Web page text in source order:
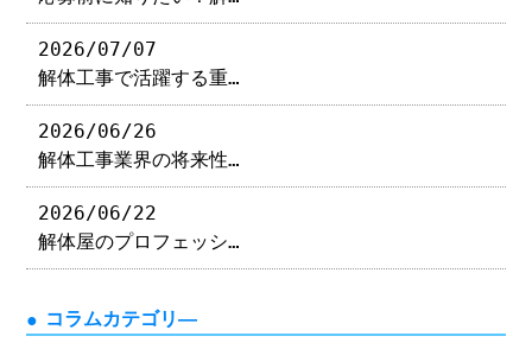
2026/07/07
解体工事で活躍する重…
2026/06/26
解体工事業界の将来性…
2026/06/22
解体屋のプロフェッシ…
コラムカテゴリ―